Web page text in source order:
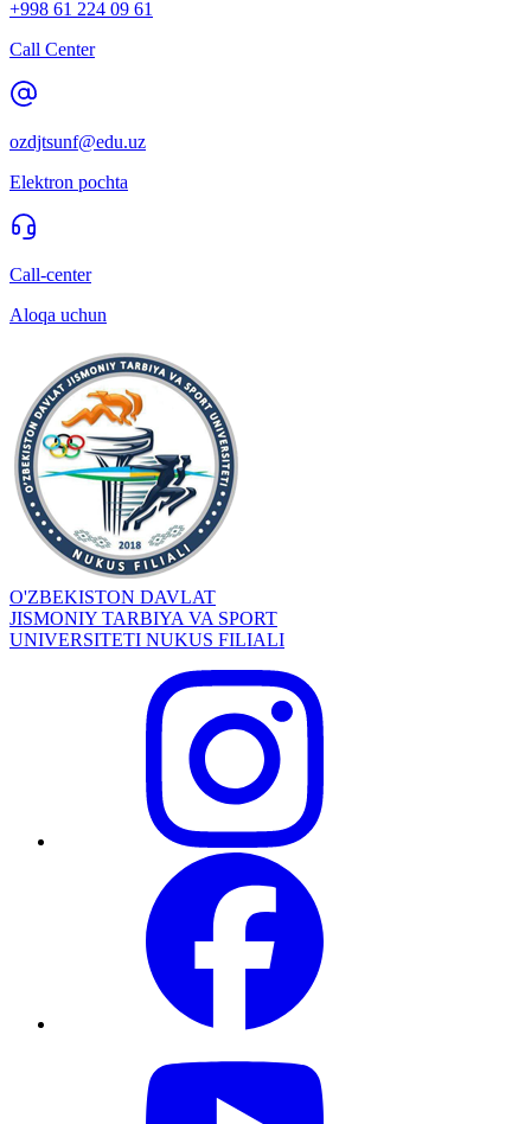
+998 61 224 09 61
Call Center
ozdjtsunf@edu.uz
Elektron pochta
Call-center
Aloqa uchun
O'ZBEKISTON DAVLAT
JISMONIY TARBIYA VA SPORT
UNIVERSITETI NUKUS FILIALI